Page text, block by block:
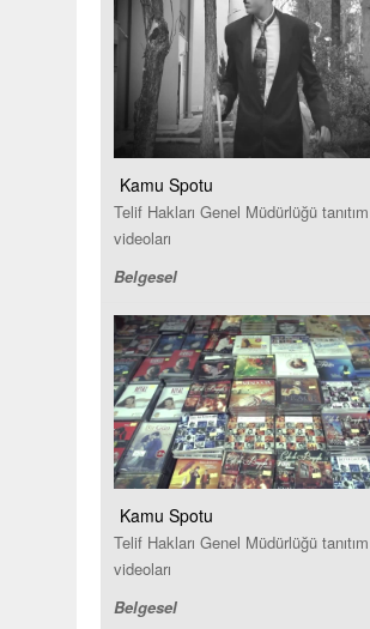
Kamu Spotu
Telif Hakları Genel Müdürlüğü tanıtım
videoları
Belgesel
Kamu Spotu
Telif Hakları Genel Müdürlüğü tanıtım
videoları
Belgesel